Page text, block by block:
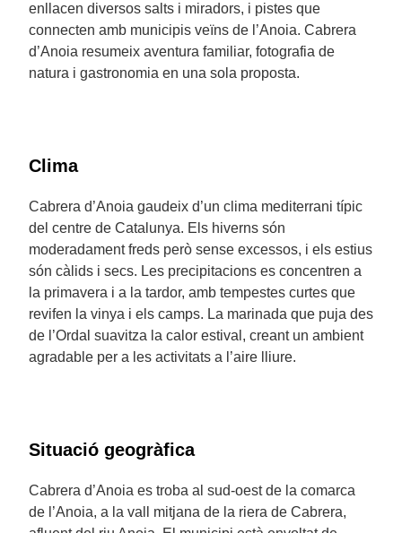
enllacen diversos salts i miradors, i pistes que
connecten amb municipis veïns de l’Anoia. Cabrera
d’Anoia resumeix aventura familiar, fotografia de
natura i gastronomia en una sola proposta.
Clima
Cabrera d’Anoia gaudeix d’un clima mediterrani típic
del centre de Catalunya. Els hiverns són
moderadament freds però sense excessos, i els estius
són càlids i secs. Les precipitacions es concentren a
la primavera i a la tardor, amb tempestes curtes que
revifen la vinya i els camps. La marinada que puja des
de l’Ordal suavitza la calor estival, creant un ambient
agradable per a les activitats a l’aire lliure.
Situació geogràfica
Cabrera d’Anoia es troba al sud-oest de la comarca
de l’Anoia, a la vall mitjana de la riera de Cabrera,